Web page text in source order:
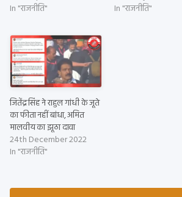
In "राजनीति"
In "राजनीति"
जितेंद्र सिंह ने राहुल गांधी के जूते
का फीता नहीं बांधा, अमित
मालवीय का झूठा दावा
24th December 2022
In "राजनीति"